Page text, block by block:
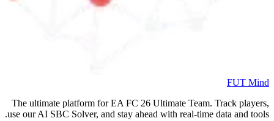
FUT Mind
The ultimate platform for EA FC 26 Ultimate Team. Track players,
use our AI SBC Solver, and stay ahead with real-time data and tools.